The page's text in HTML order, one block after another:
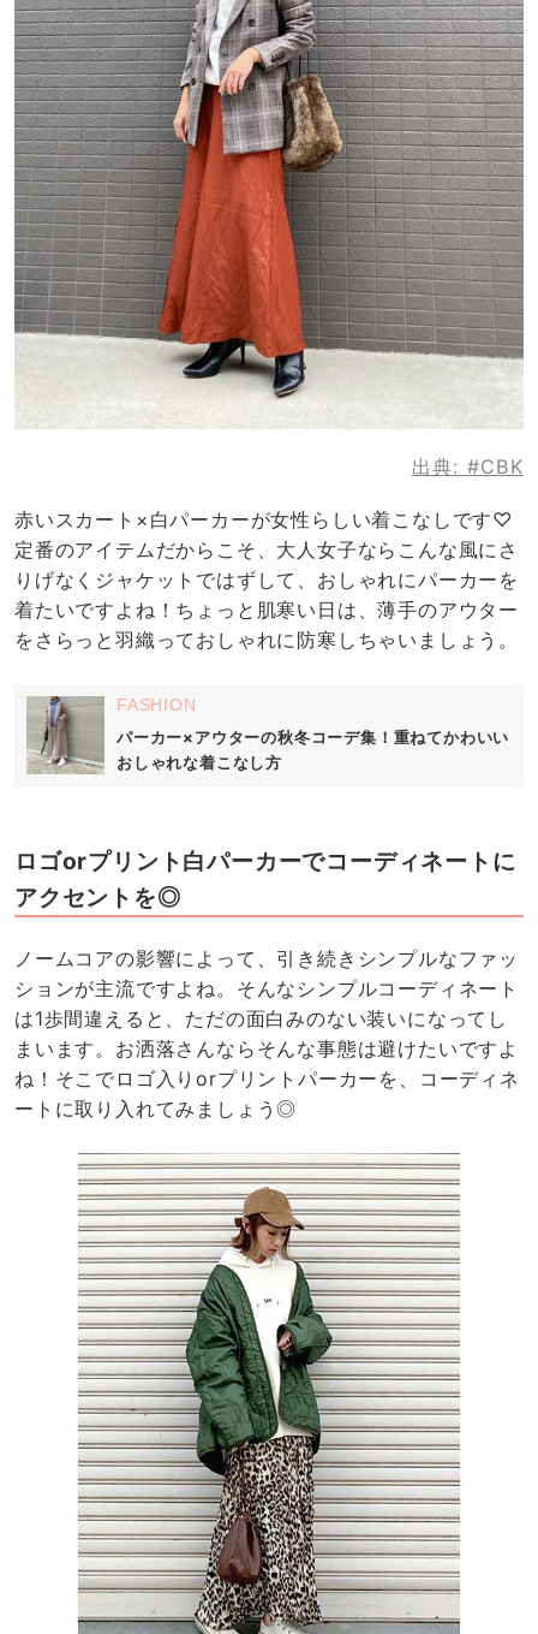
出典: #CBK
赤いスカート×白パーカーが女性らしい着こなしです♡
定番のアイテムだからこそ、大人女子ならこんな風にさ
りげなくジャケットではずして、おしゃれにパーカーを
着たいですよね！ちょっと肌寒い日は、薄手のアウター
をさらっと羽織っておしゃれに防寒しちゃいましょう。
FASHION
パーカー×アウターの秋冬コーデ集！重ねてかわいい
おしゃれな着こなし方
ロゴorプリント白パーカーでコーディネートに
アクセントを◎
ノームコアの影響によって、引き続きシンプルなファッ
ションが主流ですよね。そんなシンプルコーディネート
は1歩間違えると、ただの面白みのない装いになってし
まいます。お洒落さんならそんな事態は避けたいですよ
ね！そこでロゴ入りorプリントパーカーを、コーディネ
ートに取り入れてみましょう◎